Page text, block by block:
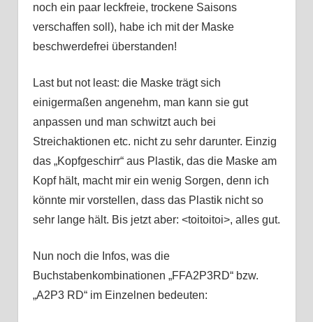
noch ein paar leckfreie, trockene Saisons
verschaffen soll), habe ich mit der Maske
beschwerdefrei überstanden!
Last but not least: die Maske trägt sich
einigermaßen angenehm, man kann sie gut
anpassen und man schwitzt auch bei
Streichaktionen etc. nicht zu sehr darunter. Einzig
das „Kopfgeschirr“ aus Plastik, das die Maske am
Kopf hält, macht mir ein wenig Sorgen, denn ich
könnte mir vorstellen, dass das Plastik nicht so
sehr lange hält. Bis jetzt aber: <toitoitoi>, alles gut.
Nun noch die Infos, was die
Buchstabenkombinationen „FFA2P3RD“ bzw.
„A2P3 RD“ im Einzelnen bedeuten: